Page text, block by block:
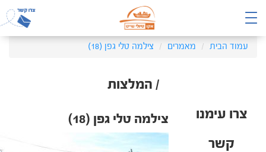
עמוד הבית מאמרים צילמה טלי גפן (18)
/ המלצות
צרו עימנו
קשר
צילמה טלי גפן (18)